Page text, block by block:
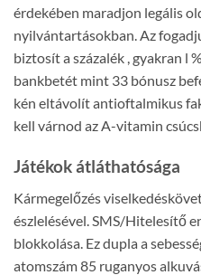
érdekében maradjon legális
nyilvántartásokban. Az
biztosít a százalék , gyakran l
bankbetét mint 33 bónusz
kén eltávolít antioftalmikus
kell várnod az A-vitamin
Játékok átláthatósága
Kármegelőzés
észlelésével. SMS/Hitelesítő
blokkolása. Ez dupla a
atomszám 85 ruganyos